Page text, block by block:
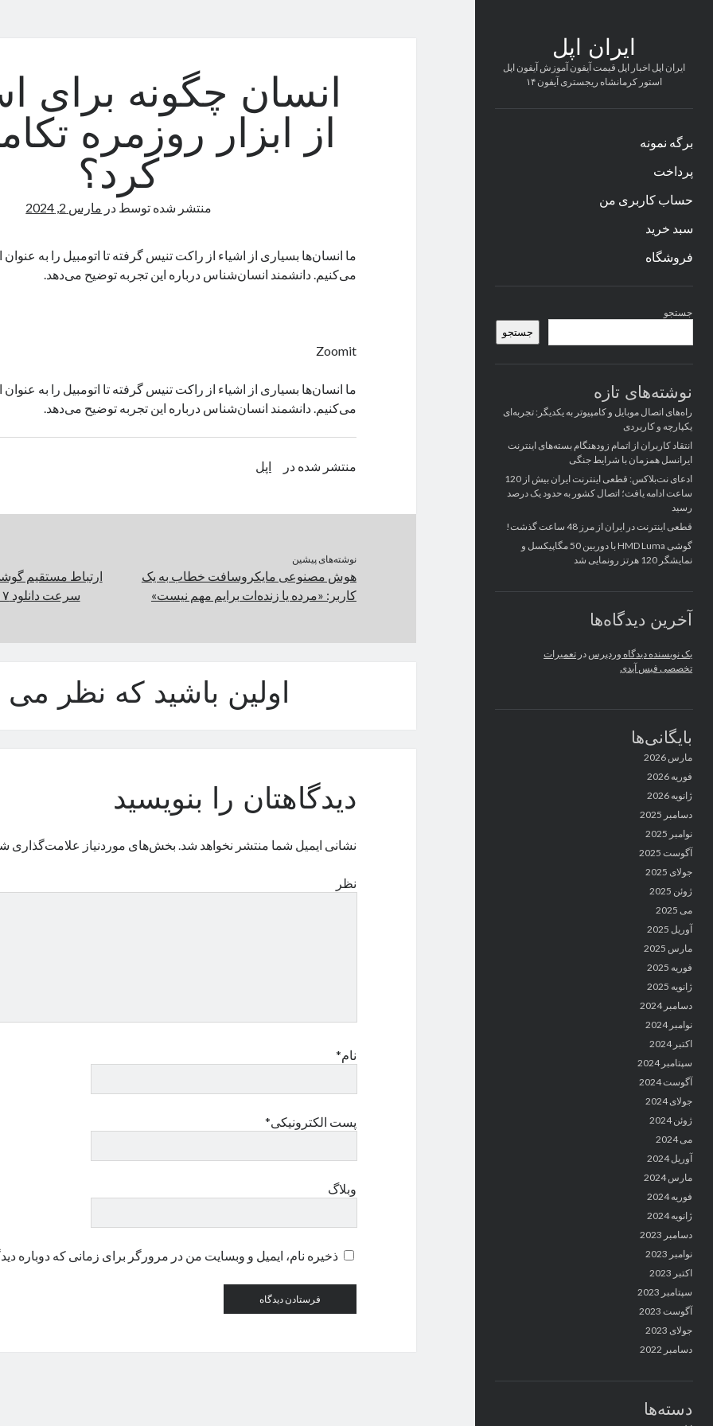
ایران اپل
ایران اپل اخبار اپل قیمت آیفون آموزش آیفون اپل
استور کرمانشاه ریجستری آیفون ۱۴
برگه نمونه
پرداخت
حساب کاربری من
سبد خرید
فروشگاه
کناری
جستجو
جستجو
نوشته‌های تازه
راه‌های اتصال موبایل و کامپیوتر به یکدیگر: تجربه‌ای
یکپارچه و کاربردی
انتقاد کاربران از اتمام زودهنگام بسته‌های اینترنت
ایرانسل همزمان با شرایط جنگی
ادعای نت‌بلاکس: قطعی اینترنت ایران بیش از 120
ساعت ادامه یافت؛ اتصال کشور به حدود یک درصد
رسید
قطعی اینترنت در ایران از مرز 48 ساعت گذشت!
گوشی HMD Luma با دوربین 50 مگاپیکسل و
نمایشگر 120 هرتز رونمایی شد
آخرین دیدگاه‌ها
یک نویسنده دیدگاه وردپرس در تعمیرات
تخصصی فیس آیدی
بایگانی‌ها
مارس 2026
فوریه 2026
ژانویه 2026
دسامبر 2025
نوامبر 2025
آگوست 2025
جولای 2025
ژوئن 2025
می 2025
آوریل 2025
مارس 2025
فوریه 2025
ژانویه 2025
دسامبر 2024
نوامبر 2024
اکتبر 2024
سپتامبر 2024
آگوست 2024
جولای 2024
ژوئن 2024
می 2024
آوریل 2024
مارس 2024
فوریه 2024
ژانویه 2024
دسامبر 2023
نوامبر 2023
اکتبر 2023
سپتامبر 2023
آگوست 2023
جولای 2023
دسامبر 2022
دسته‌ها
انسان چگونه برای
از ابزار روزمره
کرد؟
منتشر شده توسط در مارس 2, 2024
ما انسان‌ها بسیاری از اشیاء از راکت تنیس گرفته تا اتومبیل را به عنوان
می‌کنیم. دانشمند انسان‌شناس درباره این تجربه توضیح می‌دهد.
Zoomit
ما انسان‌ها بسیاری از اشیاء از راکت تنیس گرفته تا اتومبیل را به عنوان
می‌کنیم. دانشمند انسان‌شناس درباره این تجربه توضیح می‌دهد.
منتشر شده در اپل
نوشته‌های پیشین
هوش مصنوعی مایکروسافت خطاب به یک
کاربر: «مرده یا زنده‌ات برایم مهم نیست»
ارتباط مستقیم
سرعت دانلود ۱۷ مگابیت‌برثانیه ثبت شد
اولین باشید که نظر می
دیدگاهتان را بنویسید
نشانی ایمیل شما منتشر نخواهد شد. بخش‌های موردنیاز علامت‌گذاری
نظر
نام*
پست الکترونیکی*
وبلاگ
ذخیره نام، ایمیل و وبسایت من در مرورگر برای زمانی که دوباره